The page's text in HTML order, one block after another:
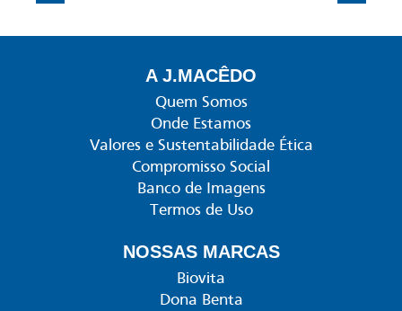
A J.MACÊDO
Quem Somos
Onde Estamos
Valores e Sustentabilidade Ética
Compromisso Social
Banco de Imagens
Termos de Uso
NOSSAS MARCAS
Biovita
Dona Benta